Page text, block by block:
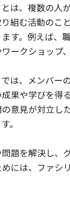
は、複数の人
組む活動のこ
す。例えば、
ークショップ
は、メンバー
果や学びを得
意見が対立し
。
題を解決し、
には、ファシ